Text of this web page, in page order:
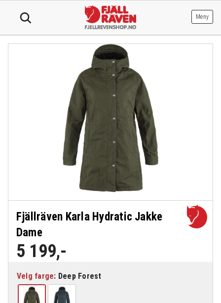
Meny
Fjällräven Karla Hydratic Jakke
Dame
5 199,-
Velg farge